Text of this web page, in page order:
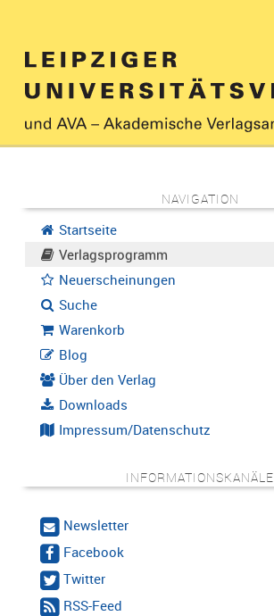
NAVIGATION
Startseite
Verlagsprogramm
Neuerscheinungen
Suche
Warenkorb
Blog
Über den Verlag
Downloads
Impressum/Datenschutz
INFORMATIONSKANÄLE
Newsletter
Facebook
Twitter
RSS-Feed